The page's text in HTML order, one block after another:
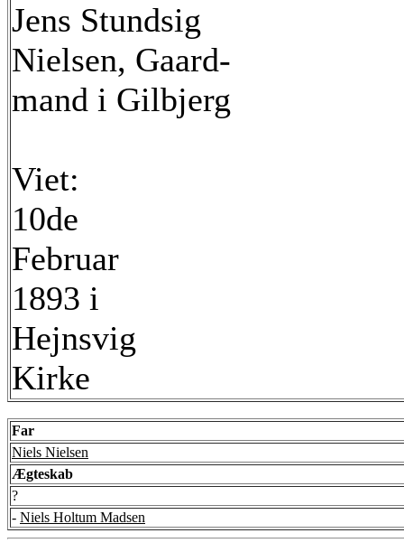
Jens Stundsig
Nielsen, Gaard-
mand i Gilbjerg
Viet:
10de
Februar
1893 i
Hejnsvig
Kirke
Far
Niels Nielsen
Ægteskab
?
- Niels Holtum Madsen